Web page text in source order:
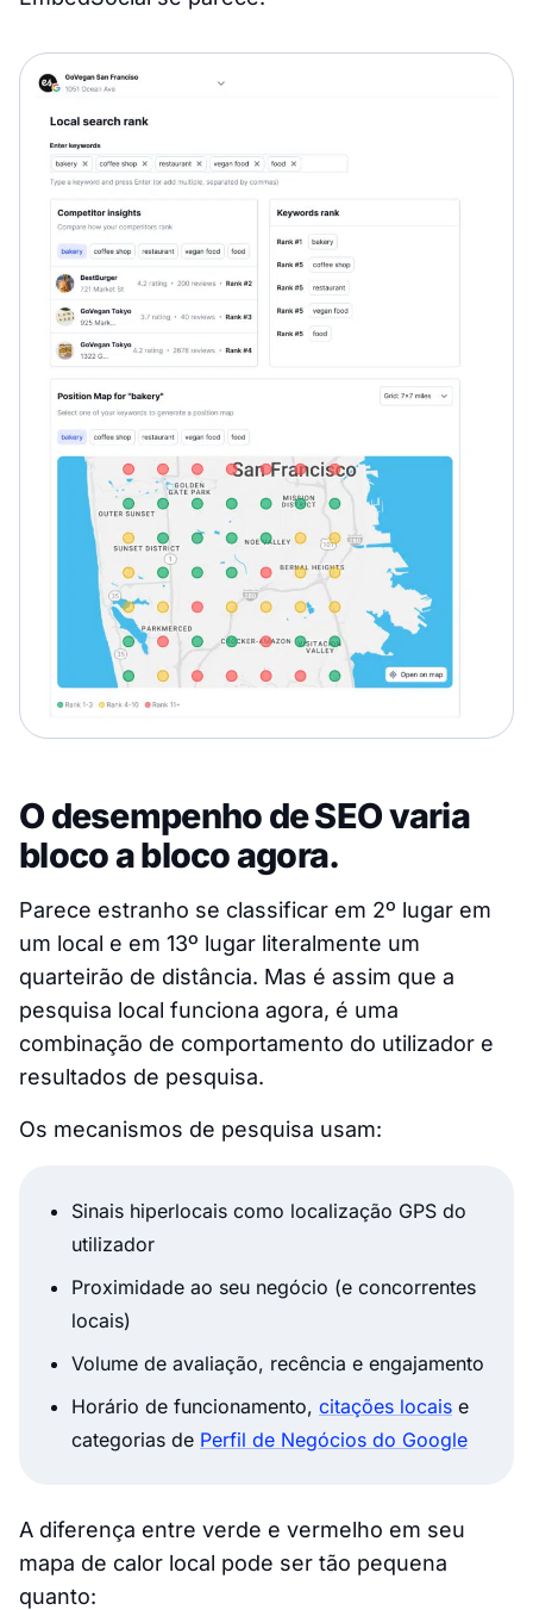
O desempenho de SEO varia
bloco a bloco agora.
Parece estranho se classificar em 2º lugar em
um local e em 13º lugar literalmente um
quarteirão de distância. Mas é assim que a
pesquisa local funciona agora, é uma
combinação de comportamento do utilizador e
resultados de pesquisa.
Os mecanismos de pesquisa usam:
Sinais hiperlocais como localização GPS do
utilizador
Proximidade ao seu negócio (e concorrentes
locais)
Volume de avaliação, recência e engajamento
Horário de funcionamento, citações locais e
categorias de Perfil de Negócios do Google
A diferença entre verde e vermelho em seu
mapa de calor local pode ser tão pequena
quanto: